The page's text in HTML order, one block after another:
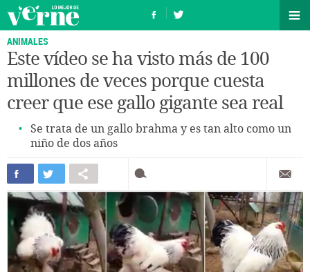
ANIMALES
Este vídeo se ha visto más de 100
millones de veces porque cuesta
creer que ese gallo gigante sea real
Se trata de un gallo brahma y es tan alto como un
niño de dos años